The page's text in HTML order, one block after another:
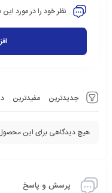
جدیدترین مفیدترین
هیچ دیدگاهی برای این
نظر خود را در مورد
پرسش و پاسخ